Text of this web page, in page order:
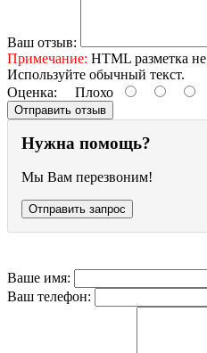
Ваш отзыв:
Примечание: HTML разметка
Используйте обычный текст.
Оценка: Плохо
Отправить отзыв
Нужна помощь?
Мы Вам перезвоним!
Отправить запрос
Ваше имя:
Ваш телефон: